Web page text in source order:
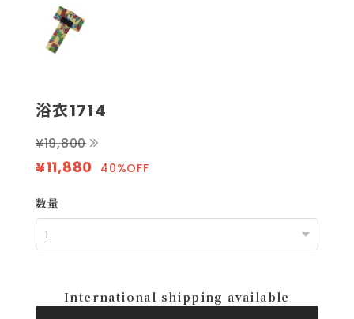
浴衣1714
¥19,800
¥11,880 40%OFF
数量
International shipping available